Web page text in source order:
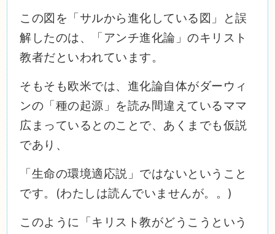
この図を「サルから進化している図」と誤
解したのは、「アンチ進化論」のキリスト
教者だといわれています。
そもそも欧米では、進化論自体がダーウィ
ンの「種の起源」を読み間違えているママ
広まっているとのことで、あくまでも仮説
であり、
「生命の環境適応説」ではないということ
です。(わたしは読んでいませんが。。)
このように「キリスト教がどうこうという